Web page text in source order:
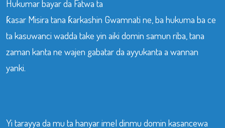
Hukumar bayar da Fatwa ta
ƙasar Misira tana ƙarkashin Gwamnati ne, ba hukuma ba ce
ta kasuwanci wadda take yin aiki domin samun riba, tana
zaman kanta ne wajen gabatar da ayyukanta a wannan
yanki.
Yi tarayya da mu ta hanyar imel dinmu domin kasancewa